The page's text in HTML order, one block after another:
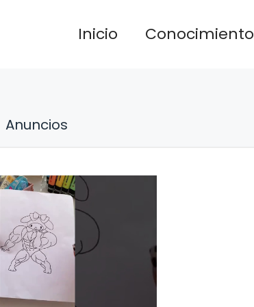
Inicio Conocimiento
Anuncios